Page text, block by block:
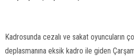
Kadrosunda cezalı ve sakat oyuncuların
deplasmanına eksik kadro ile giden